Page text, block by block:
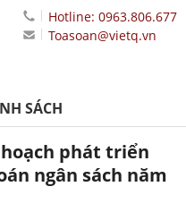
Hotline: 0963.806.677
Toasoan@vietq.vn
SÁCH
phát triển
ngân sách năm